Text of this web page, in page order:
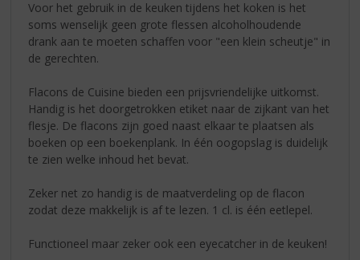
Voor het gebruik in de keuken tijdens het koken is het
soms wenselijk geen grote flessen alcoholhoudende
drank aan te moeten schaffen voor "een klein scheutje" in
de gerechten.
Flacons de Cuisine bieden een prijsvriendelijke uitkomst.
Handig is het doorgetrokken etiket naar de zijkant van het
flesje. De flacons zijn goed naast elkaar te plaatsen als
boeken op een boekenplank. In één oogopslag is duidelijk
te zien welke inhoud het bevat.
Zeker net zo handig is de maatverdeling op de flacon
zodat deze makkelijk is af te lezen. 1 cl. is één eetlepel.
Functioneel maar zeker ook een eyecatcher in de keuken!